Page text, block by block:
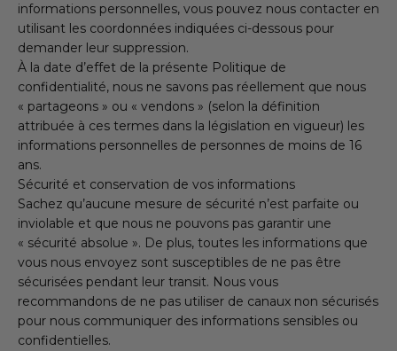
informations personnelles, vous pouvez nous contacter en
utilisant les coordonnées indiquées ci-dessous pour
demander leur suppression.
À la date d’effet de la présente Politique de
confidentialité, nous ne savons pas réellement que nous
« partageons » ou « vendons » (selon la définition
attribuée à ces termes dans la législation en vigueur) les
informations personnelles de personnes de moins de 16
ans.
Sécurité et conservation de vos informations
Sachez qu’aucune mesure de sécurité n’est parfaite ou
inviolable et que nous ne pouvons pas garantir une
« sécurité absolue ». De plus, toutes les informations que
vous nous envoyez sont susceptibles de ne pas être
sécurisées pendant leur transit. Nous vous
recommandons de ne pas utiliser de canaux non sécurisés
pour nous communiquer des informations sensibles ou
confidentielles.